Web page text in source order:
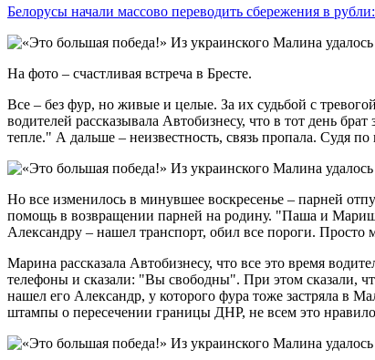
Белорусы начали массово переводить сбережения в
На фото – счастливая встреча в Бресте.
Все – без фур, но живые и целые. За их судьбой с
водителей рассказывала Автобизнесу, что в тот день
тепле." А дальше – неизвестность, связь пропала. Судя
Но все изменилось в минувшее воскресенье – парней
помощь в возвращении парней на родину. "Паша и
Александру – нашел транспорт, обил все пороги. Просто
Марина рассказала Автобизнесу, что все это время
телефоны и сказали: "Вы свободны". При этом сказали,
нашел его Александр, у которого фура тоже застряла в
штампы о пересечении границы ДНР, не всем это